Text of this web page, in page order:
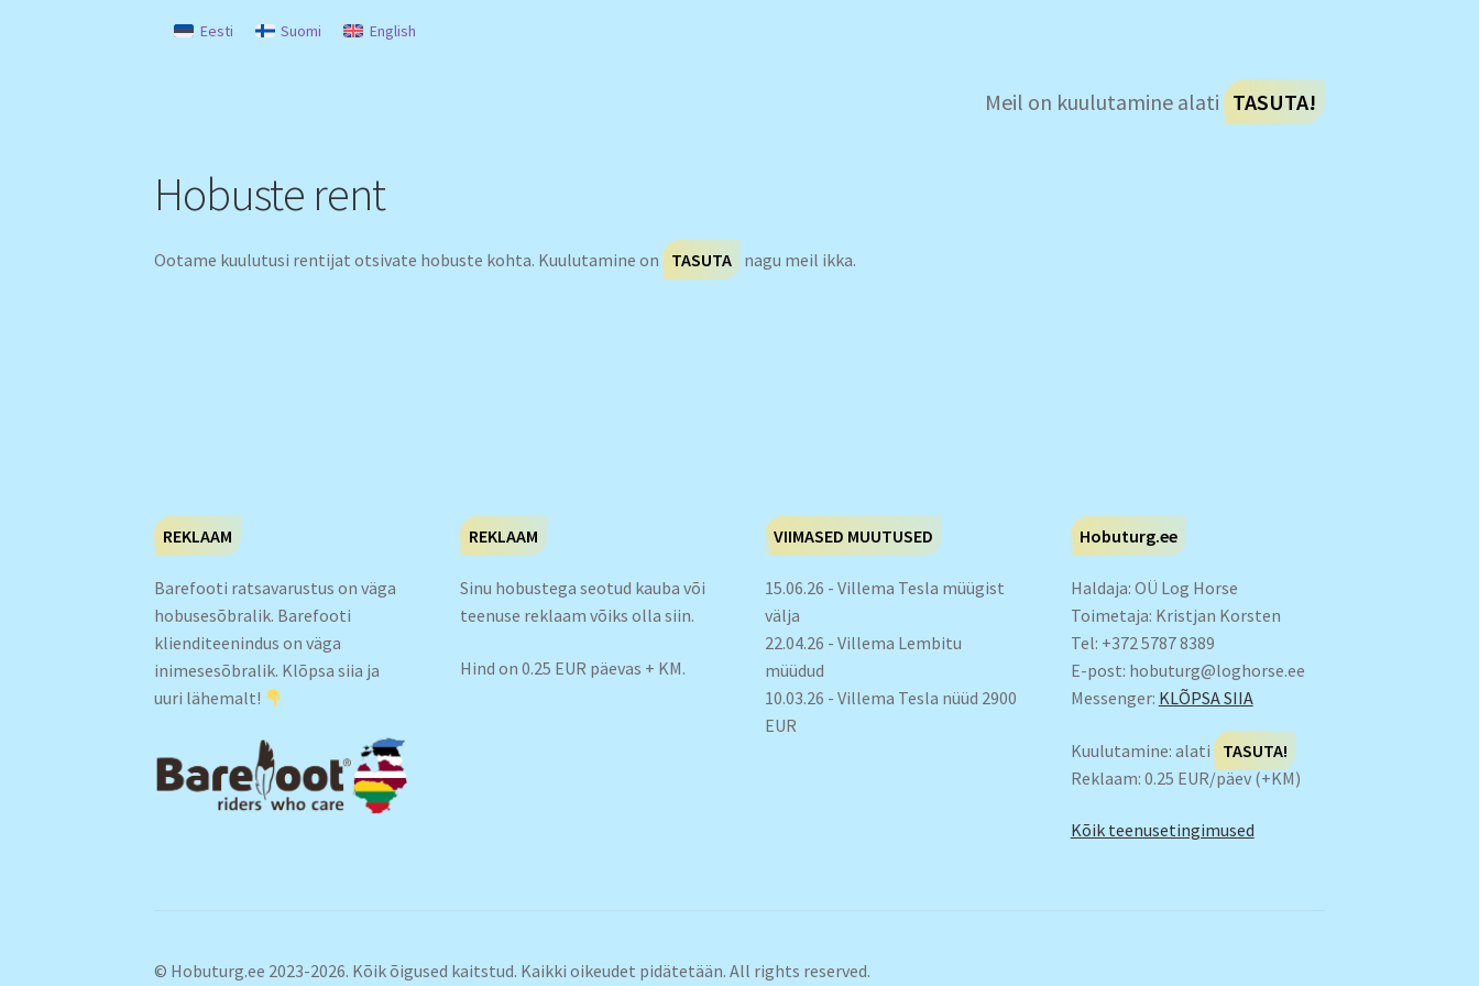
Eesti Suomi English
Meil on kuulutamine alati TASUTA!
Hobuste rent
Ootame kuulutusi rentijat otsivate hobuste kohta. Kuulutamine on TASUTA nagu meil ikka.
REKLAAM
Barefooti ratsavarustus on väga
hobusesõbralik. Barefooti
klienditeenindus on väga
inimesesõbralik. Klõpsa siia ja
uuri lähemalt!
REKLAAM
Sinu hobustega seotud kauba või
teenuse reklaam võiks olla siin.
Hind on 0.25 EUR päevas + KM.
VIIMASED MUUTUSED
15.06.26 - Villema Tesla müügist
välja
22.04.26 - Villema Lembitu
müüdud
10.03.26 - Villema Tesla nüüd 2900
EUR
Hobuturg.ee
Haldaja: OÜ Log Horse
Toimetaja: Kristjan Korsten
Tel: +372 5787 8389
E-post: hobuturg@loghorse.ee
Messenger: KLÕPSA SIIA
Kuulutamine: alati
TASUTA!
Reklaam: 0.25 EUR/päev (+KM)
Kõik teenusetingimused
© Hobuturg.ee 2023-2026. Kõik õigused kaitstud. Kaikki oikeudet pidätetään. All rights reserved.